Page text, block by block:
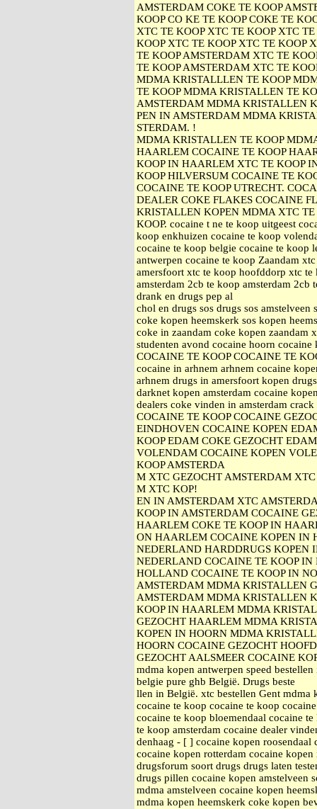
AMSTERDAM COKE TE KOOP
KOOP CO KE TE KOOP COKE TE
XTC TE KOOP XTC TE KOOP XTC
KOOP XTC TE KOOP XTC TE KOOP
TE KOOP AMSTERDAM XTC TE
TE KOOP AMSTERDAM XTC TE
MDMA KRISTALLLEN TE KOOP
TE KOOP MDMA KRISTALLEN TE
AMSTERDAM MDMA KRISTALLEN
PEN IN AMSTERDAM MDMA
STERDAM. !
MDMA KRISTALLEN TE KOOP
HAARLEM COCAINE TE KOOP
KOOP IN HAARLEM XTC TE KOOP
KOOP HILVERSUM COCAINE TE
COCAINE TE KOOP UTRECHT.
DEALER COKE FLAKES COCAINE
KRISTALLEN KOPEN MDMA XTC
KOOP. cocaine t ne te koop uitgeest
koop enkhuizen cocaine te koop
cocaine te koop belgie cocaine te koop
antwerpen cocaine te koop Zaandam
amersfoort xtc te koop hoofddorp xtc te
amsterdam 2cb te koop amsterdam 2cb
drank en drugs pep al
chol en drugs sos drugs sos amstelveen
coke kopen heemskerk sos kopen
coke in zaandam coke kopen zaandam
studenten avond cocaine hoorn
COCAINE TE KOOP COCAINE TE
cocaine in arhnem arhnem cocaine
arhnem drugs in amersfoort kopen
darknet kopen amsterdam cocaine
dealers coke vinden in amsterdam
COCAINE TE KOOP COCAINE
EINDHOVEN COCAINE KOPEN
KOOP EDAM COKE GEZOCHT
VOLENDAM COCAINE KOPEN
KOOP AMSTERDA
M XTC GEZOCHT AMSTERDAM
M XTC KOP!
EN IN AMSTERDAM XTC
KOOP IN AMSTERDAM COCAINE
HAARLEM COKE TE KOOP IN
ON HAARLEM COCAINE KOPEN IN
NEDERLAND HARDDRUGS KOPEN
NEDERLAND COCAINE TE KOOP
HOLLAND COCAINE TE KOOP IN
AMSTERDAM MDMA KRISTALLEN
AMSTERDAM MDMA KRISTALLEN
KOOP IN HAARLEM MDMA
GEZOCHT HAARLEM MDMA
KOPEN IN HOORN MDMA
HOORN COCAINE GEZOCHT
GEZOCHT AALSMEER COCAINE
mdma kopen antwerpen speed
belgie pure ghb België. Drugs beste
llen in België. xtc bestellen Gent mdma
cocaine te koop cocaine te koop
cocaine te koop bloemendaal cocaine
te koop amsterdam cocaine dealer
denhaag - [ ] cocaine kopen
cocaine kopen rotterdam cocaine
drugsforum soort drugs drugs laten
drugs pillen cocaine kopen amstelveen
mdma amstelveen cocaine kopen
mdma kopen heemskerk coke kopen